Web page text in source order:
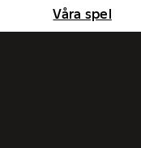
Våra spel